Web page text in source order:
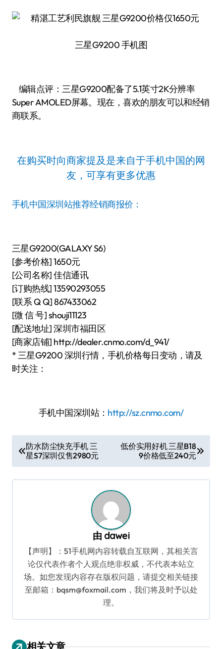
三星G9200 手机图
编辑点评：三星G9200配备了5.1英寸2K分辨率
Super AMOLED屏幕。现在，喜欢的朋友可以和经销
商联系。
在购买时向商家提及是来自于手机中国的网
友，可享有更多优惠
手机中国深圳站推荐经销商报价：
三星G9200(GALAXY S6)
[参考价格] 1650元
[公司名称] 佳信通讯
[订购热线] 13590293055
[联系 Q Q] 867433062
[微 信 号] shouji11123
[配送地址] 深圳市福田区
[商家店铺] http://dealer.cnmo.com/d_941/
* 三星G9200 深圳行情，手机价格每日变动，请及
时关注：
手机中国深圳站： http://sz.cnmo.com/
章
导
防水防尘快充手机 三
星S7深圳仅售2980元
低价实用好机 三星B18
9价格低至240元
由 dawei
【声明】：51手机网内容转载自互联网，其相关言
论仅代表作者个人观点绝非权威，不代表本站立
场。如您发现内容存在版权问题，请提交相关链接
至邮箱：bqsm@foxmail.com，我们将及时予以处
理。
相关文章